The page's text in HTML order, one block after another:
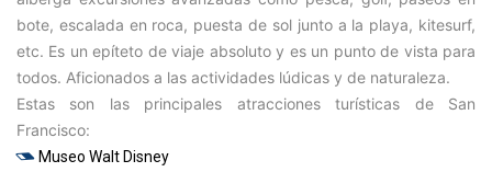
bote, escalada en roca, puesta de sol junto a la playa, kitesurf,
etc. Es un epíteto de viaje absoluto y es un punto de vista para
todos. Aficionados a las actividades lúdicas y de naturaleza.
Estas son las principales atracciones turísticas de San
Francisco:
Museo Walt Disney